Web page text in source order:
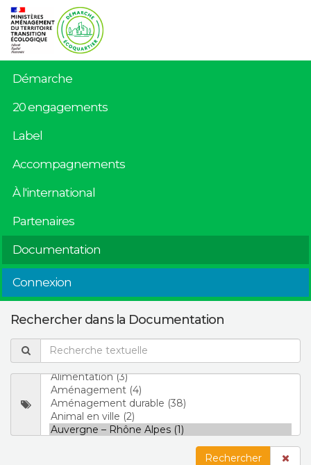
Démarche
20 engagements
Label
Accompagnements
À l'international
Partenaires
Documentation
Connexion
Rechercher dans la Documentation
Rechercher